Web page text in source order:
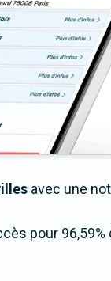
avec une
pour 96,59%